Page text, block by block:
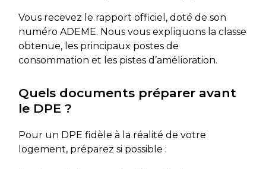
Vous recevez le rapport officiel, doté de son
numéro ADEME. Nous vous expliquons la classe
obtenue, les principaux postes de
consommation et les pistes d’amélioration.
Quels documents préparer avant
le DPE ?
Pour un DPE fidèle à la réalité de votre
logement, préparez si possible :